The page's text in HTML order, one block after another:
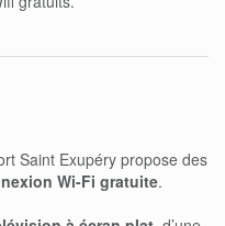
Saint Exupéry propose des
Wi-Fi gratuite.